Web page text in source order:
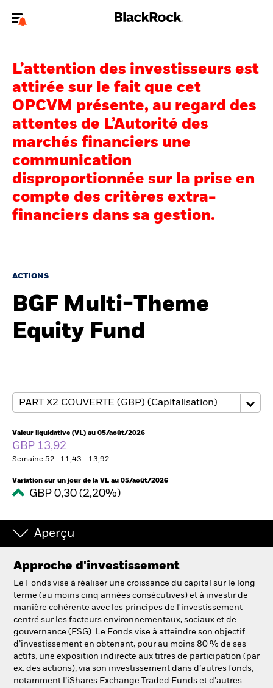
Pour accéder directement à un autre site BlackRock, veuillez mettre à
jourvotre type d'utilisateur
Nous connaître
Produits
Thèmes
Education
France
BlackRock
iShares
Notre société
L’attention des investisseurs est
attirée sur le fait que cet
OPCVM présente, au regard des
attentes de L’Autorité des
marchés financiers une
communication
disproportionnée sur la prise en
compte des critères extra-
financiers dans sa gestion.
ACTIONS
BGF Multi-Theme
Equity Fund
Valeur liquidative (VL) au 05/août/2026
GBP 13,92
Semaine 52 : 11,43 - 13,92
Variation sur un jour de la VL au 05/août/2026
GBP 0,30 (2,20%)
Aperçu
Approche d'investissement
Le Fonds vise à réaliser une croissance du capital sur le long
terme (au moins cinq années consécutives) et à investir de
manière cohérente avec les principes de l'investissement
centré sur les facteurs environnementaux, sociaux et de
gouvernance (ESG). Le Fonds vise à atteindre son objectif
d’investissement en obtenant, pour au moins 80 % de ses
actifs, une exposition indirecte aux titres de participation (par
ex. des actions), via son investissement dans d’autres fonds,
notamment l’iShares Exchange Traded Funds et d’autres